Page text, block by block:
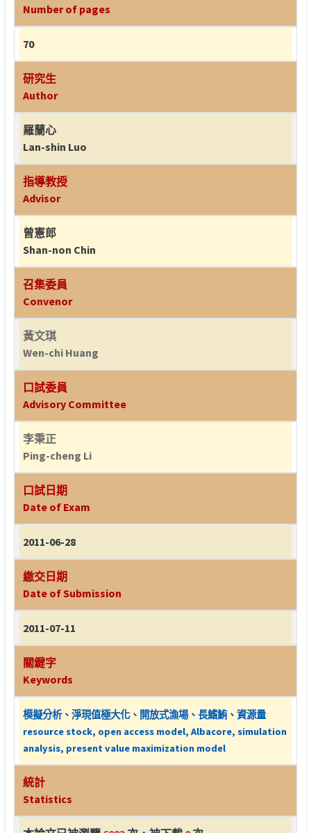
Number of pages
70
研究生
Author
羅蘭心
Lan-shin Luo
指導教授
Advisor
曾憲郎
Shan-non Chin
召集委員
Convenor
黃文琪
Wen-chi Huang
口試委員
Advisory Committee
李秉正
Ping-cheng Li
口試日期
Date of Exam
2011-06-28
繳交日期
Date of Submission
2011-07-11
關鍵字
Keywords
模擬分析、淨現值極大化、開放式漁場、長鰭鮪、資源量
resource stock, open access model, Albacore, simulation
analysis, present value maximization model
統計
Statistics